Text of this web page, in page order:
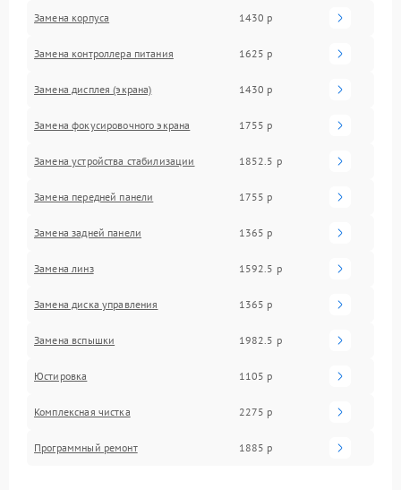
Замена корпуса 1430 р
Замена контроллера питания 1625 р
Замена дисплея (экрана) 1430 р
Замена фокусировочного экрана 1755 р
Замена устройства стабилизации 1852.5 р
Замена передней панели 1755 р
Замена задней панели 1365 р
Замена линз 1592.5 р
Замена диска управления 1365 р
Замена вспышки 1982.5 р
Юстировка 1105 р
Комплексная чистка 2275 р
Программный ремонт 1885 р